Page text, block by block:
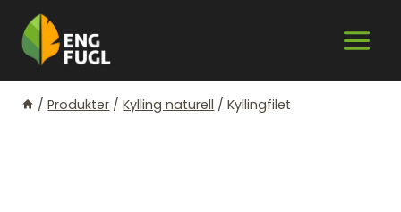
content
/ Produkter / Kylling naturell / Kyllingfilet